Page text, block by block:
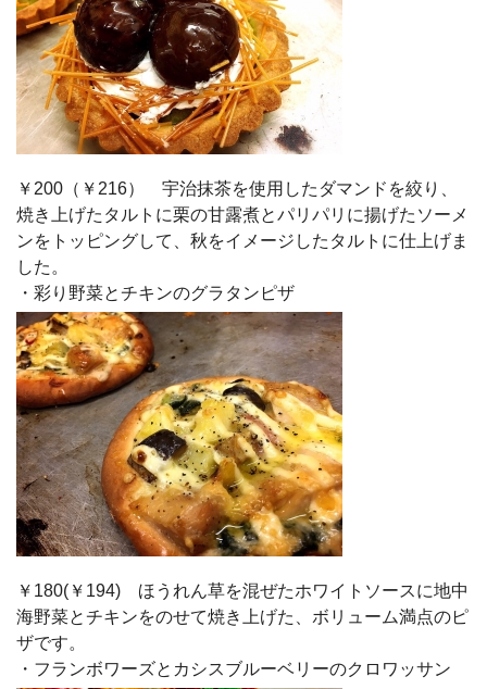
￥200（￥216） 宇治抹茶を使用したダマンドを絞り、
焼き上げたタルトに栗の甘露煮とパリパリに揚げたソーメ
ンをトッピングして、秋をイメージしたタルトに仕上げま
した。
・彩り野菜とチキンのグラタンピザ
￥180(￥194) ほうれん草を混ぜたホワイトソースに地中
海野菜とチキンをのせて焼き上げた、ボリューム満点のピ
ザです。
・フランボワーズとカシスブルーベリーのクロワッサン